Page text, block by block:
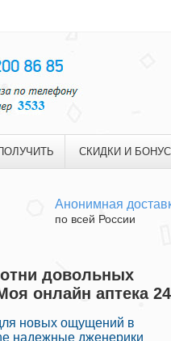
СКИДКИ И
Анонимная
по всей России
довольных
онлайн аптека
новых ощущений в
надежные дженерики